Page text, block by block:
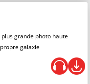
grande photo haute
galaxie